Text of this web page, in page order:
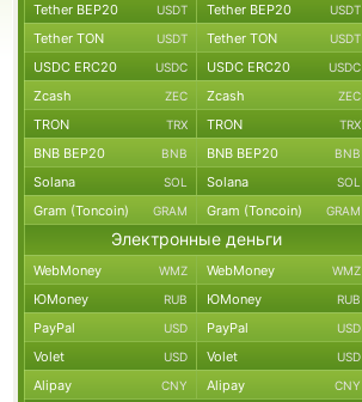
Tether BEP20 USDT Tether BEP20 USDT
Tether TON USDT Tether TON USDT
USDC ERC20 USDC USDC ERC20 USDC
Zcash ZEC Zcash ZEC
TRON TRX TRON TRX
BNB BEP20 BNB BNB BEP20 BNB
Solana SOL Solana SOL
Gram (Toncoin) GRAM Gram (Toncoin) GRAM
Электронные деньги
WebMoney WMZ WebMoney WMZ
ЮMoney RUB ЮMoney RUB
PayPal USD PayPal USD
Volet USD Volet USD
Alipay CNY Alipay CNY